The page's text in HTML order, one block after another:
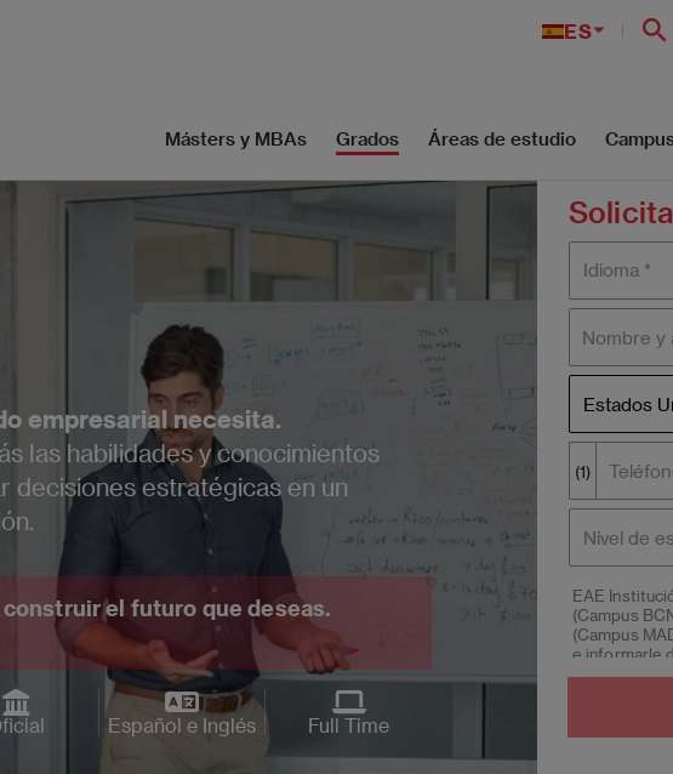
ES
Másters y MBAs Grados Áreas de estudio
empresarial necesita.
las habilidades y conocimientos
decisiones estratégicas en un
Español e Inglés Full Time
el futuro que deseas.
Nombre y
Estados
(1)
estudios
EAE
(Campus
(Campus
e informarle
próximas